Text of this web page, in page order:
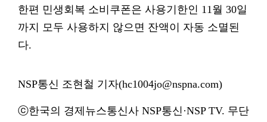
한편 민생회복 소비쿠폰은 사용기한인 11월 30일
까지 모두 사용하지 않으면 잔액이 자동 소멸된
다.
NSP통신 조현철 기자(hc1004jo@nspna.com)
ⓒ한국의 경제뉴스통신사 NSP통신·NSP TV. 무단